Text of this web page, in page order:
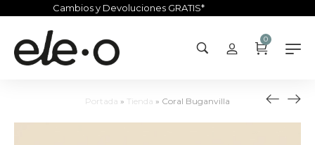
Cambios y Devoluciones GRATIS*
0
Portada » Tienda » Coral Buganvilla